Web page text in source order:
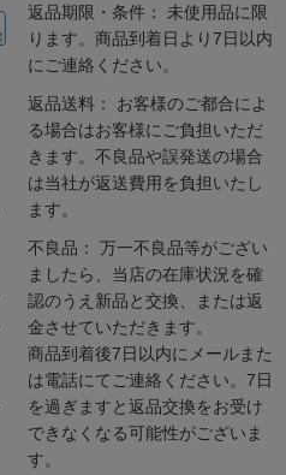
返品期限・条件： 未使用品に限
ります。商品到着日より7日以内
にご連絡ください。
返品送料： お客様のご都合によ
る場合はお客様にご負担いただ
きます。不良品や誤発送の場合
は当社が返送費用を負担いたし
ます。
不良品： 万一不良品等がござい
ましたら、当店の在庫状況を確
認のうえ新品と交換、または返
金させていただきます。
商品到着後7日以内にメールまた
は電話にてご連絡ください。7日
を過ぎますと返品交換をお受け
できなくなる可能性がございま
す。